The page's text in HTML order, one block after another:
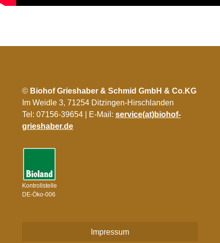
© Biohof Grieshaber & Schmid GmbH & Co.KG
Im Weidle 3, 71254 Ditzingen-Hirschlanden
Tel: 07156-39654 | E-Mail: service(at)biohof-
grieshaber.de
Kontrollstelle
DE-Öko-006
Impressum